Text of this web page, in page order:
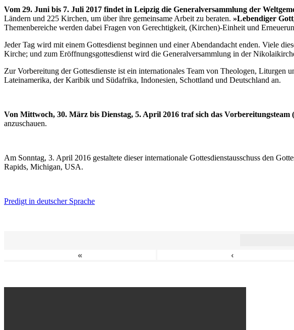
Vom 29. Juni bis 7. Juli 2017 findet in Leipzig die Generalversammlung der
Ländern und 225 Kirchen, um über ihre gemeinsame Arbeit zu beraten. »Lebendiger
Themenbereiche werden dabei Fragen von Gerechtigkeit, (Kirchen)-Einheit und
Jeder Tag wird mit einem Gottesdienst beginnen und einer Abendandacht enden. Viele
Kirche; und zum Eröffnungsgottesdienst wird die Generalversammlung in der
Zur Vorbereitung der Gottesdienste ist ein internationales Team von Theologen, Liturgen
Lateinamerika, der Karibik und Südafrika, Indonesien, Schottland und Deutschland an.
Von Mittwoch, 30. März bis Dienstag, 5. April 2016 traf sich das Vorbereitungsteam
anzuschauen.
Am Sonntag, 3. April 2016 gestaltete dieser internationale Gottesdienstausschuss den
Rapids, Michigan, USA.
Predigt in deutscher Sprache
« ‹